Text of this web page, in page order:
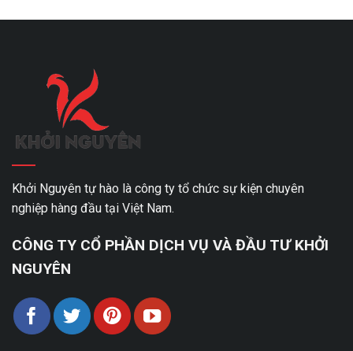
Khởi Nguyên tự hào là công ty tổ chức sự kiện chuyên
nghiệp hàng đầu tại Việt Nam.
CÔNG TY CỔ PHẦN DỊCH VỤ VÀ ĐẦU TƯ KHỞI
NGUYÊN